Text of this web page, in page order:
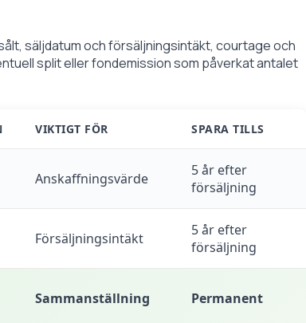
säljdatum och försäljningsintäkt, courtage och
split eller fondemission som påverkat antalet
VIKTIGT FÖR SPARA TILLS
Anskaffningsvärde
5 år efter
försäljning
Försäljningsintäkt
5 år efter
försäljning
Sammanställning Permanent